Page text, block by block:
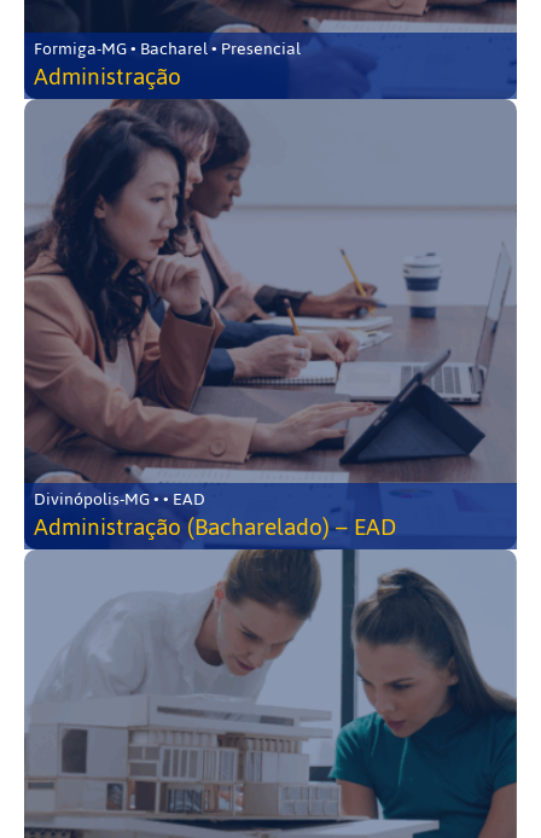
Formiga-MG • Bacharel • Presencial
Administração
Divinópolis-MG • • EAD
Administração (Bacharelado) – EAD